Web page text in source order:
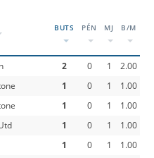
BUTS PÉN MJ B/M
2 0 1
2.00
1 0 1
1.00
1 0 1
1.00
1 0 1
1.00
1 0 1
1.00